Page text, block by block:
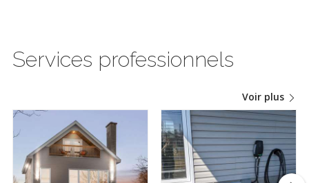
Services professionnels
Voir plus